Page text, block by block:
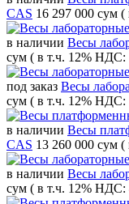
CAS 16 297 000 сум (
в наличии Весы
сум ( в т.ч. 12% НДС:
под заказ Весы
сум ( в т.ч. 12% НДС:
в наличии Весы
CAS 13 260 000 сум (
в наличии Весы
сум ( в т.ч. 12% НДС: